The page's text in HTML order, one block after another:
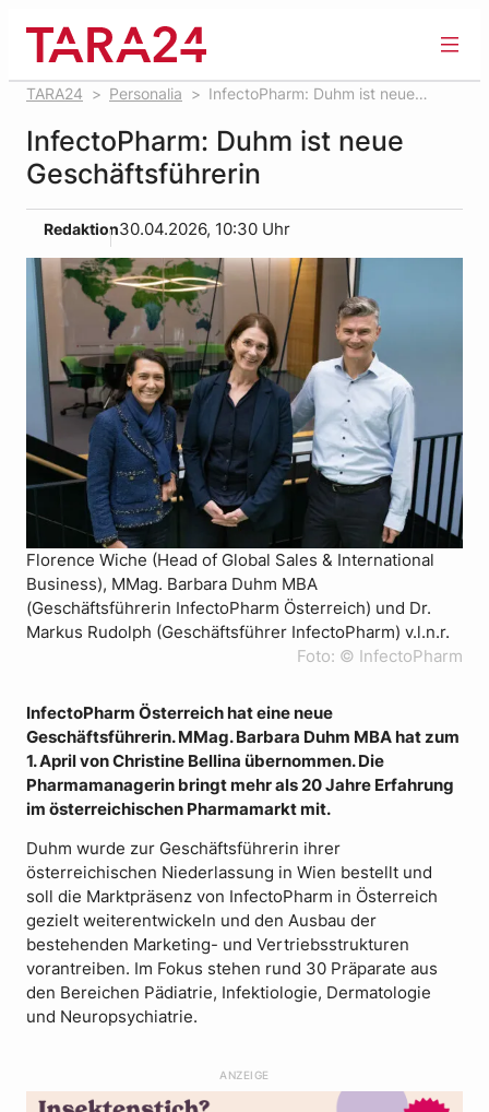
springen
TARA24 Personalia
InfectoPharm: Duhm ist neue
InfectoPharm: Duhm ist neue
Geschäftsführerin
Redaktion30.04.2026, 10:30 Uhr
Florence Wiche (Head of Global Sales & International
Business), MMag. Barbara Duhm MBA
(Geschäftsführerin InfectoPharm Österreich) und Dr.
Markus Rudolph (Geschäftsführer InfectoPharm) v.l.n.r.
Foto: © InfectoPharm
InfectoPharm Österreich hat eine neue
Geschäftsführerin. MMag. Barbara Duhm MBA hat zum
1. April von Christine Bellina übernommen. Die
Pharmamanagerin bringt mehr als 20 Jahre Erfahrung
im österreichischen Pharmamarkt mit.
Duhm wurde zur Geschäftsführerin ihrer
österreichischen Niederlassung in Wien bestellt und
soll die Marktpräsenz von InfectoPharm in Österreich
gezielt weiterentwickeln und den Ausbau der
bestehenden Marketing- und Vertriebsstrukturen
vorantreiben. Im Fokus stehen rund 30 Präparate aus
den Bereichen Pädiatrie, Infektiologie, Dermatologie
und Neuropsychiatrie.
ANZEIGE